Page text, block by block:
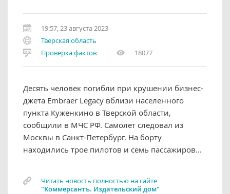
19:57, 23 августа 2023
Тверская область
Проверка фактов
18077
Десять человек погибли при крушении бизнес-
джета Embraer Legacy вблизи населенного
пункта Куженкино в Тверской области,
сообщили в МЧС РФ. Самолет следовал из
Москвы в Санкт-Петербург. На борту
находились трое пилотов и семь пассажиров...
Читать новость полностью на сайте
"Коммерсантъ. Издательский дом"